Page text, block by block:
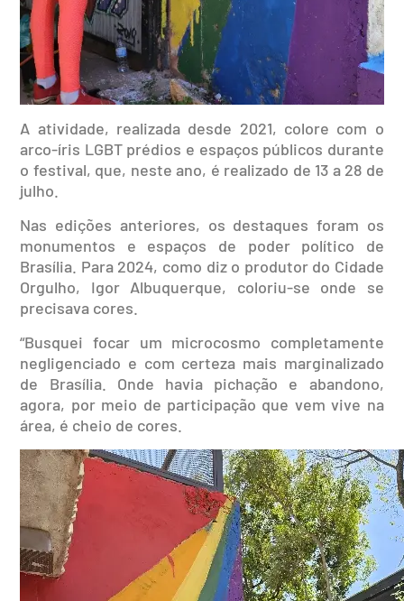
A atividade, realizada desde 2021, colore com o
arco-íris LGBT prédios e espaços públicos durante
o festival, que, neste ano, é realizado de 13 a 28 de
julho.
Nas edições anteriores, os destaques foram os
monumentos e espaços de poder político de
Brasília. Para 2024, como diz o produtor do Cidade
Orgulho, Igor Albuquerque, coloriu-se onde se
precisava cores.
“Busquei focar um microcosmo completamente
negligenciado e com certeza mais marginalizado
de Brasília. Onde havia pichação e abandono,
agora, por meio de participação que vem vive na
área, é cheio de cores.